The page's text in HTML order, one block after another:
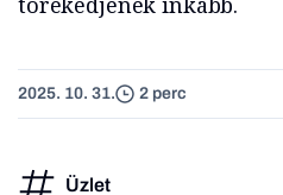
2025. 10. 31. 2 perc
Üzlet